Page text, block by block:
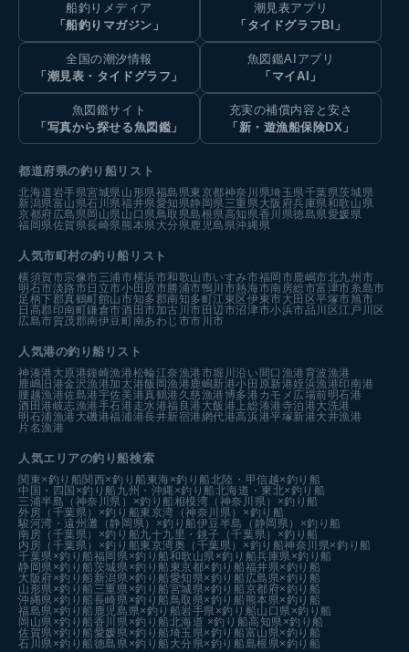
船釣りメディア
「船釣りマガジン」
潮見表アプリ
「タイドグラフBI」
全国の潮汐情報
「潮見表・タイドグラフ」
魚図鑑AIアプリ
「マイAI」
魚図鑑サイト
「写真から探せる魚図鑑」
充実の補償内容と安さ
「新・遊漁船保険DX」
都道府県の釣り船リスト
北海道岩手県宮城県山形県福島県東京都神奈川県埼玉県千葉県茨城県
新潟県富山県石川県福井県愛知県静岡県三重県大阪府兵庫県和歌山県
京都府広島県岡山県山口県鳥取県島根県高知県香川県徳島県愛媛県
福岡県佐賀県長崎県熊本県大分県鹿児島県沖縄県
人気市町村の釣り船リスト
横須賀市宗像市三浦市横浜市和歌山市いすみ市福岡市鹿嶋市北九州市
明石市淡路市 日立市小田原市勝浦市鴨川市熱海市南房総市富津市糸島市
足柄下郡真鶴町館山市知多郡南知多町江東区伊東市大田区平塚市旭市
日高郡印南町鎌倉市酒田市加古川市 田辺市沼津市小浜市品川区江戸川区
広島市賀茂郡南伊豆町南あわじ市市川市
人気港の釣り船リスト
神湊港 大原港鐘崎漁港松輪江奈漁港市堀川沿い 間口漁港育波漁港
鹿嶋旧港金沢漁港加太港飯岡漁港鹿嶋新港小田原新港姪浜漁港印南港
腰越漁港佐島港宇佐美港真鶴港 久慈漁港博多港カモメ広場前明石港
酒田港岐志漁港手石港 走水港福良港 大飯港 上総湊港寺泊港大洗港
明石浦漁港 大磯港福浦港長井新宿港網代港高浜港平塚新港大井漁港
片名漁港
人気エリアの釣り船検索
関東×釣り船関西×釣り船 東海×釣り船北陸・甲信越×釣り船
中国・四国×釣り船 九州・沖縄×釣り船北海道・東北×釣り船
三浦半島（神奈川県）×釣り船相模湾（神奈川県）×釣り船
外房（千葉県）×釣り船東京湾（神奈川県）×釣り船
駿河湾・遠州灘（静岡県）×釣り船伊豆半島（静岡県）×釣り船
南房（千葉県）×釣り船九十九里・銚子（千葉県）×釣り船
内房（千葉県）×釣り船東京湾奥（千葉県）×釣り船神奈川県×釣り船
千葉県×釣り船福岡県×釣り船和歌山県×釣り船兵庫県×釣り船
静岡県×釣り船茨城県×釣り船 東京都×釣り船福井県×釣り船
大阪府×釣り船 新潟県×釣り船愛知県×釣り船 広島県×釣り船
山形県×釣り船 三重県×釣り船宮城県×釣り船京都府×釣り船
沖縄県×釣り船長崎県×釣り船鳥取県×釣り船 熊本県×釣り船
福島県×釣り船 鹿児島県×釣り船岩手県×釣り船山口県×釣り船
岡山県×釣り船香川県×釣り船北海道 ×釣り船高知県×釣り船
佐賀県×釣り船愛媛県×釣り船埼玉県×釣り船富山県×釣り船
石川県×釣り船徳島県×釣り船 大分県×釣り船島根県×釣り船